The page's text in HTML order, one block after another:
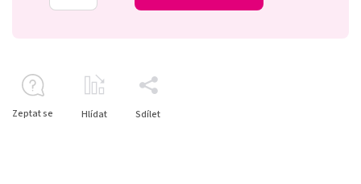
Zeptat se Hlídat Sdílet